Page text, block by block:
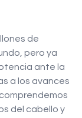
de
pero ya
ante la
a los avances
del cabello y